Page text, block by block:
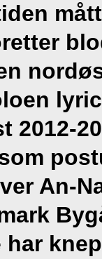
2012-
An-